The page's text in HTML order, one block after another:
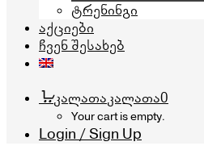
ტრენინგი
აქციები
ჩვენ შესახებ
კალათაკალათა0
Your cart is empty.
Login / Sign Up